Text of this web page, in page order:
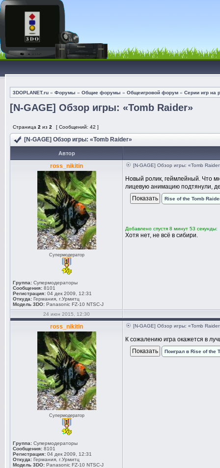
3DOPLANET.ru » Форумы » Общие форумы » Общеигровой форум » Серии игр на
[N-GAGE] Обзор игры: «Tomb Raider»
Страница 2 из 2 [ Сообщений: 42 ]
[N-GAGE] Обзор игры: «Tomb Raider»
Автор
ross_nikitin
Супермодератор
Группа: Супермодераторы
Сообщения: 8101
Регистрация: 04 дек 2009, 12:31
Откуда: Германия, г.Урмитц
Модель 3DO: Panasonic FZ-10 NTSC-J
[N-GAGE] Обзор игры: «Tomb
Новый ролик, геймлейный. Что
лицевую анимацию подтянули,
Rise of the Tomb
Добавлено спустя 8 минут 53 секунды:
Хотя нет, не всё в сибири.
24 июн 2015, 12:30
ross_nikitin
Супермодератор
Группа: Супермодераторы
Сообщения: 8101
Регистрация: 04 дек 2009, 12:31
Откуда: Германия, г.Урмитц
Модель 3DO: Panasonic FZ-10 NTSC-J
[N-GAGE] Обзор игры: «Tomb
К сожалению игра окажется в
Поиграл в Rise of the